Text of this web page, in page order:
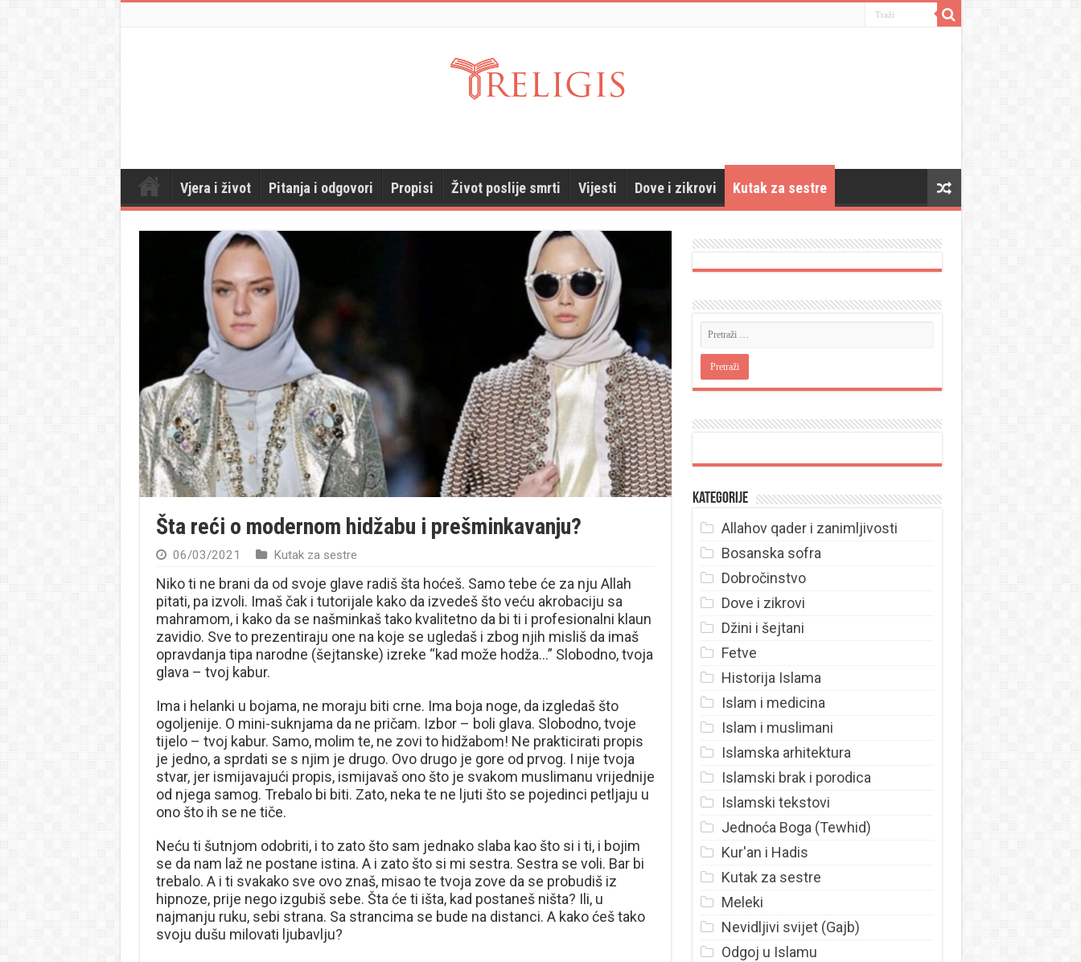
Vjera i život Pitanja i odgovori Propisi Život poslije smrti Vijesti Dove i zikrovi Kutak za sestre
Šta reći o modernom hidžabu i prešminkavanju?
06/03/2021 Kutak za sestre
Niko ti ne brani da od svoje glave radiš šta hoćeš. Samo tebe će za nju Allah
pitati, pa izvoli. Imaš čak i tutorijale kako da izvedeš što veću akrobaciju sa
mahramom, i kako da se našminkaš tako kvalitetno da bi ti i profesionalni klaun
zavidio. Sve to prezentiraju one na koje se ugledaš i zbog njih misliš da imaš
opravdanja tipa narodne (šejtanske) izreke “kad može hodža…” Slobodno, tvoja
glava – tvoj kabur.
Ima i helanki u bojama, ne moraju biti crne. Ima boja noge, da izgledaš što
ogoljenije. O mini-suknjama da ne pričam. Izbor – boli glava. Slobodno, tvoje
tijelo – tvoj kabur. Samo, molim te, ne zovi to hidžabom! Ne prakticirati propis
je jedno, a sprdati se s njim je drugo. Ovo drugo je gore od prvog. I nije tvoja
stvar, jer ismijavajući propis, ismijavaš ono što je svakom muslimanu vrijednije
od njega samog. Trebalo bi biti. Zato, neka te ne ljuti što se pojedinci petljaju u
ono što ih se ne tiče.
Neću ti šutnjom odobriti, i to zato što sam jednako slaba kao što si i ti, i bojim
se da nam laž ne postane istina. A i zato što si mi sestra. Sestra se voli. Bar bi
trebalo. A i ti svakako sve ovo znaš, misao te tvoja zove da se probudiš iz
hipnoze, prije nego izgubiš sebe. Šta će ti išta, kad postaneš ništa? Ili, u
najmanju ruku, sebi strana. Sa strancima se bude na distanci. A kako ćeš tako
svoju dušu milovati ljubavlju?
Kategorije
Allahov qader i zanimljivosti
Bosanska sofra
Dobročinstvo
Dove i zikrovi
Džini i šejtani
Fetve
Historija Islama
Islam i medicina
Islam i muslimani
Islamska arhitektura
Islamski brak i porodica
Islamski tekstovi
Jednoća Boga (Tewhid)
Kur'an i Hadis
Kutak za sestre
Meleki
Nevidljivi svijet (Gajb)
Odgoj u Islamu